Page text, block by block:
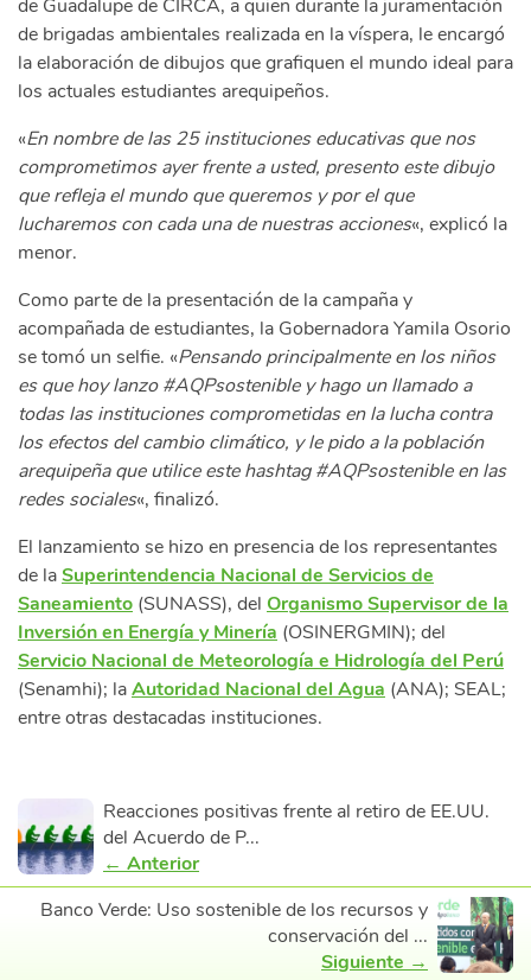
de Guadalupe de CIRCA, a quien durante la juramentación
de brigadas ambientales realizada en la víspera, le encargó
la elaboración de dibujos que grafiquen el mundo ideal para
los actuales estudiantes arequipeños.
«En nombre de las 25 instituciones educativas que nos
comprometimos ayer frente a usted, presento este dibujo
que refleja el mundo que queremos y por el que
lucharemos con cada una de nuestras acciones«, explicó la
menor.
Como parte de la presentación de la campaña y
acompañada de estudiantes, la Gobernadora Yamila Osorio
se tomó un selfie. «Pensando principalmente en los niños
es que hoy lanzo #AQPsostenible y hago un llamado a
todas las instituciones comprometidas en la lucha contra
los efectos del cambio climático, y le pido a la población
arequipeña que utilice este hashtag #AQPsostenible en las
redes sociales«, finalizó.
El lanzamiento se hizo en presencia de los representantes
de laSuperintendencia Nacional de Servicios de
Saneamiento (SUNASS), del Organismo Supervisor de la
Inversión en Energía y Minería (OSINERGMIN); del
Servicio Nacional de Meteorología e Hidrología del Perú
(Senamhi); laAutoridad Nacional del Agua (ANA); SEAL;
entre otras destacadas instituciones.
Reacciones positivas frente al retiro de EE.UU.
del Acuerdo de P...
← Anterior
Banco Verde: Uso sostenible de los recursos y
conservación del ...
Siguiente →